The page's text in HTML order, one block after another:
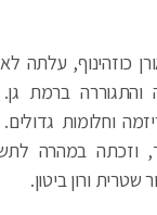
כוזהינוף, עלתה
ברמת גן.
וחלומות
בגיל 17 בלבד, וזכתה
ורון ביטון.